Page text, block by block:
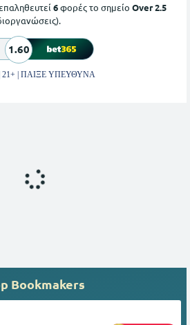
6φορές το σημείο Over 2.5
1.60
21+ | ΠΑΙΞΕ ΥΠΕΥΘΥΝΑ
Bookmakers